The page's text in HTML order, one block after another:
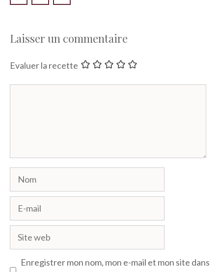
Laisser un commentaire
Evaluer la recette
Nom
mail
Site
web
Enregistrer mon nom, mon e-mail et mon site dans